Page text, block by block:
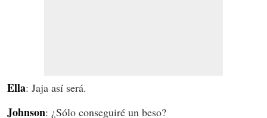
Ella: Jaja así será.
Johnson: ¿Sólo conseguiré un beso?